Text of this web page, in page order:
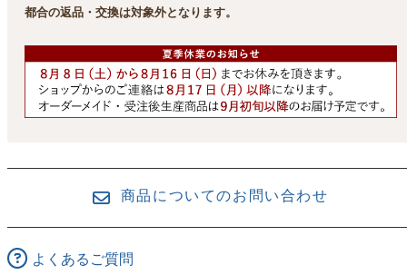
都合の返品・交換は対象外となります。
商品についてのお問い合わせ
よくあるご質問